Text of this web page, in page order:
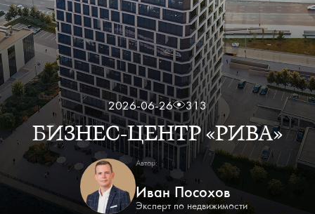
2026-06-26 313
БИЗНЕС-ЦЕНТР «РИВА»
Автор:
Иван Посохов
Эксперт по недвижимости